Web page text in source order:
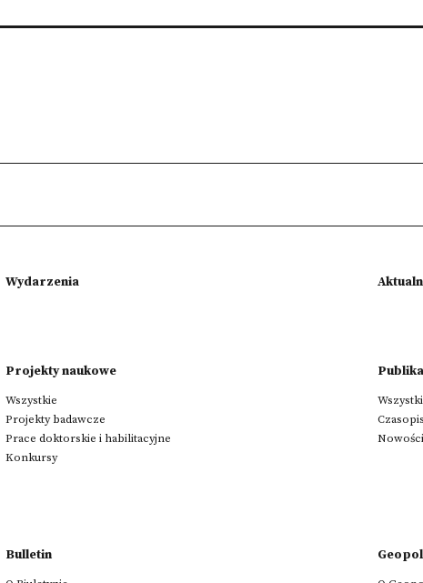
Wydarzenia
Projekty naukowe
Wszystkie
Projekty badawcze
Prace doktorskie i habilitacyjne
Konkursy
Bulletin